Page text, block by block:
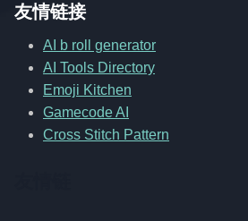
友情链接
AI b roll generator
AI Tools Directory
Emoji Kitchen
Gamecode AI
Cross Stitch Pattern